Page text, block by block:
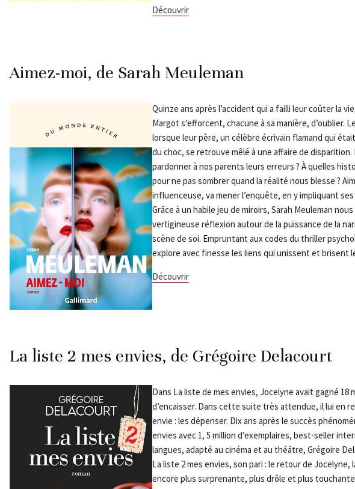
Découvrir
Aimez-moi, de Sarah Meuleman
Quinze ans après l’accident qui a failli leur coûter la
Margot s’efforcent, chacune à sa manière, d’oublier.
lorsque leur père, un célèbre écrivain flamand qui
du choc, se retrouve mêlé à une affaire de
pardonner à nos parents leurs erreurs ? À quelles
pour ne pas sombrer quand la réalité nous blesse ?
influenceuse, va mener l’enquête, en y impliquant
Grâce à un habile jeu de miroirs, Sarah Meuleman
vertigineuse réflexion autour de la puissance de la
scène de soi. Empruntant aux codes du thriller
explore avec finesse les liens qui unissent et brisent
Découvrir
La liste 2 mes envies, de Grégoire Delacourt
Dans La liste de mes envies, Jocelyne avait gagné 18
d’encaisser. Dans cette suite très attendue, il lui en
envie : les dépenser. Dix ans après le succès
envies avec 1, 5 million d’exemplaires, best-seller
langues, adapté au cinéma et au théâtre, Grégoire
La liste 2 mes envies, son pari : le retour de Jocelyne,
encore plus surprenante, plus drôle et plus